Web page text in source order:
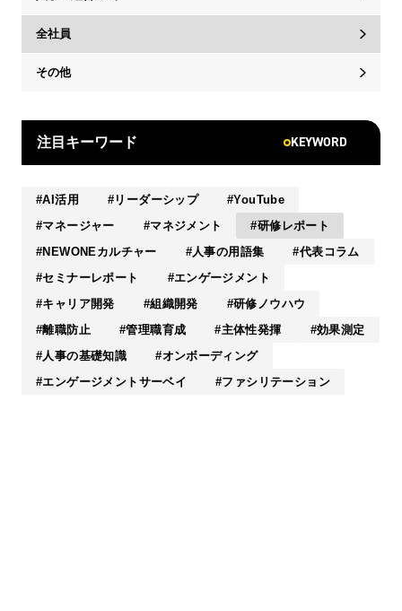
全社員
その他
注目キーワード KEYWORD
AI活用 リーダーシップ
YouTube
マネージャー
マネジメント
研修レポート
NEWONEカルチャー
人事の用語集
代表コラム
セミナーレポート
エンゲージメント
キャリア開発
組織開発
研修ノウハウ
離職防止
管理職育成 主体性発揮
効果測定
人事の基礎知識
オンボーディング
エンゲージメントサーベイ
ファシリテーション